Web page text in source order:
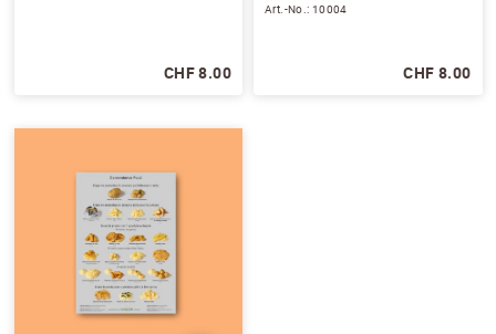
CHF 8.00
Art.-No.: 10004
CHF 8.00
les conditions généralesetla